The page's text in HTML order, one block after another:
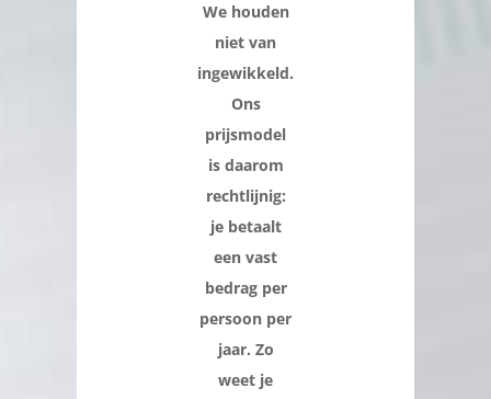
We houden
niet van
ingewikkeld.
Ons
prijsmodel
is daarom
rechtlijnig:
je betaalt
een vast
bedrag per
persoon per
jaar. Zo
weet je